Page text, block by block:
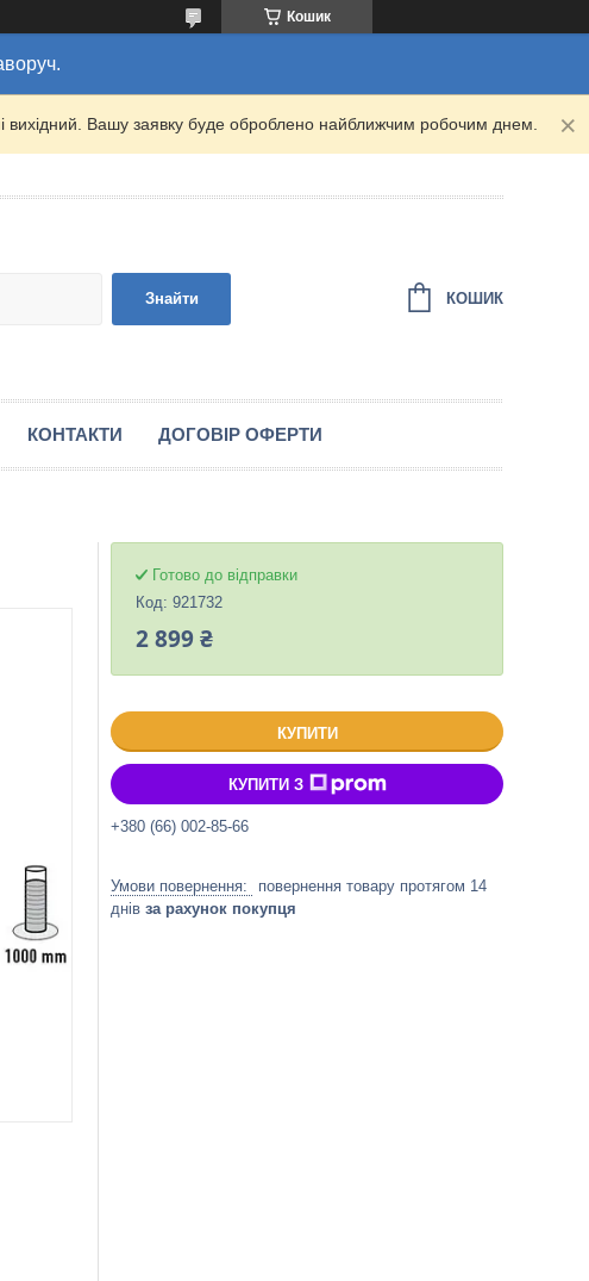
Кошик
вихідний. Вашу заявку буде оброблено найближчим робочим днем.
Знайти КОШИК
КОНТАКТИ ДОГОВІР ОФЕРТИ
Готово до відправки
Код: 921732
2 899 ₴
КУПИТИ
КУПИТИ З
+380 (66) 002-85-66
повернення товару протягом 14
днів за рахунок покупця